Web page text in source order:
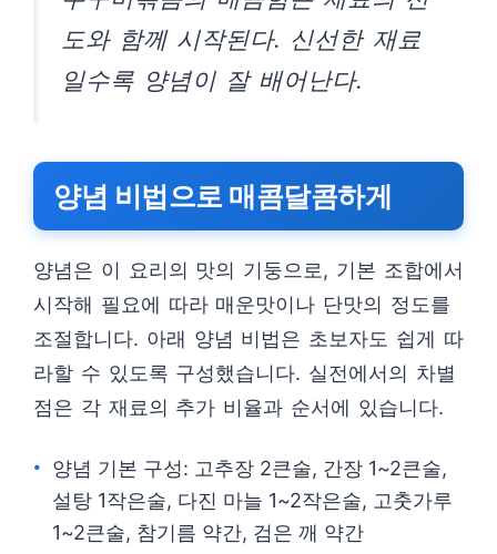
도와 함께 시작된다. 신선한 재료
일수록 양념이 잘 배어난다.
양념 비법으로 매콤달콤하게
양념은 이 요리의 맛의 기둥으로, 기본 조합에서
시작해 필요에 따라 매운맛이나 단맛의 정도를
조절합니다. 아래 양념 비법은 초보자도 쉽게 따
라할 수 있도록 구성했습니다. 실전에서의 차별
점은 각 재료의 추가 비율과 순서에 있습니다.
양념 기본 구성: 고추장 2큰술, 간장 1~2큰술,
설탕 1작은술, 다진 마늘 1~2작은술, 고춧가루
1~2큰술, 참기름 약간, 검은 깨 약간